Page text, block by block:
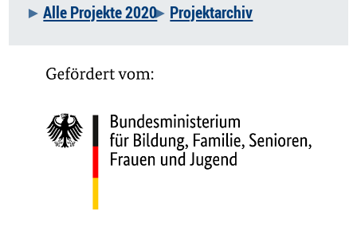
Alle Projekte 2020
Projektarchiv